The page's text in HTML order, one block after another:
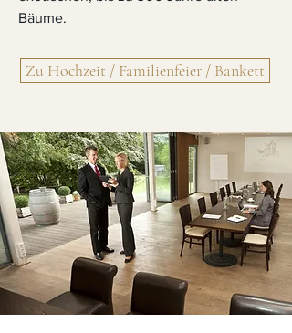
Bäume.
Zu Hochzeit / Familienfeier / Bankett